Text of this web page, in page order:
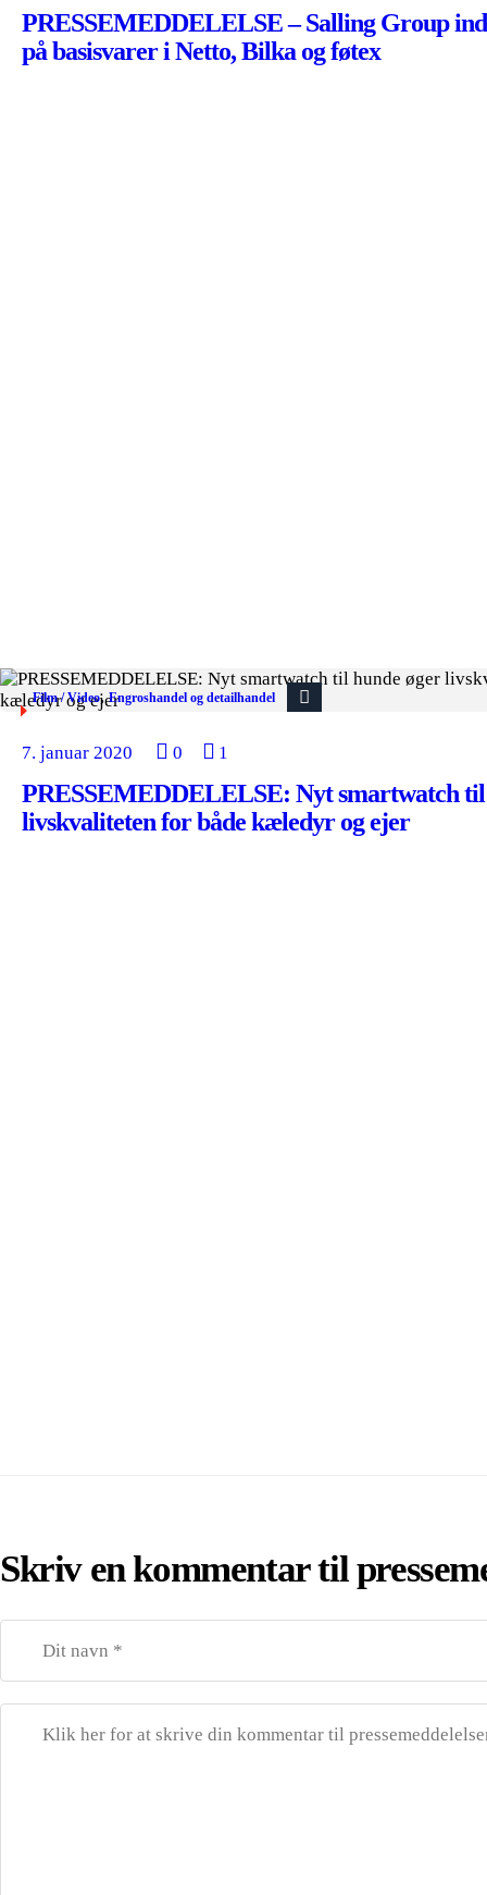
PRESSEMEDDELELSE – Salling Group
på basisvarer i Netto, Bilka og føtex
Film / Video,Engroshandel og detailhandel
7. januar 2020 0 1
PRESSEMEDDELELSE: Nyt smartwatch til
livskvaliteten for både kæledyr og ejer
Skriv en kommentar til